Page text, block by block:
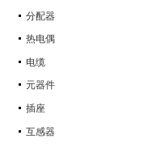
分配器
热电偶
电缆
元器件
插座
互感器